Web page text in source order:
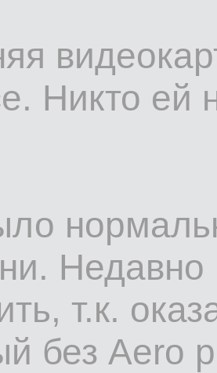
Никто ей
Недавно
т.к.
без Aero